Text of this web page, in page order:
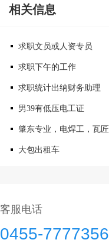
相关信息
求职文员或人资专员
求职下午的工作
求职统计出纳财务助理
男39有低压电工证
肇东专业，电焊工，瓦匠
大包出租车
客服电话
0455-7777356